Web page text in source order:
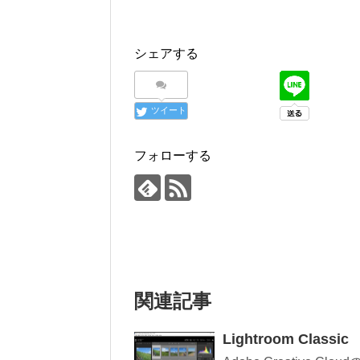
シェアする
ツイート
フォローする
関連記事
Lightroom Classic